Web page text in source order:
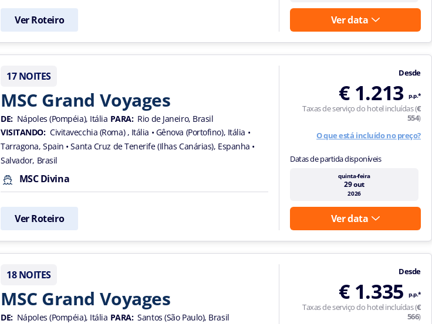
Ver Roteiro Ver data
17 NOITES
MSC Grand Voyages
DE: Nápoles (Pompéia), Itália PARA: Rio de Janeiro, Brasil
VISITANDO: Civitavecchia (Roma) , Itália • Gênova (Portofino), Itália •
Tarragona, Spain • Santa Cruz de Tenerife (Ilhas Canárias), Espanha •
Salvador, Brasil
MSC Divina
Ver Roteiro
Desde
€ 1.213 p.p.*
Taxas de serviço do hotel incluídas (€
554)
O que está incluído no preço?
Datas de partida disponíveis
quinta-feira
29 out
2026
Ver data
18 NOITES
MSC Grand Voyages
DE: Nápoles (Pompéia), Itália PARA: Santos (São Paulo), Brasil
Desde
€ 1.335 p.p.*
Taxas de serviço do hotel incluídas (€
566)